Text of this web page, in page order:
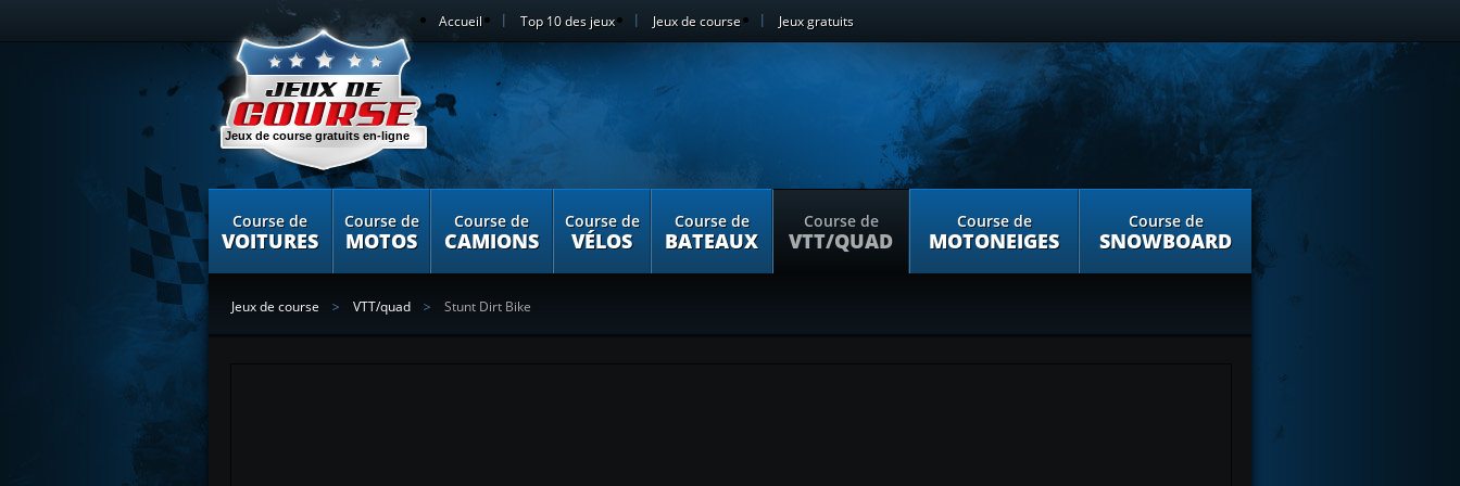
Accueil Top 10 des jeux Jeux de course Jeux gratuits
Jeux de course gratuits en-ligne
Course de
VOITURES
Course de
MOTOS
Course de
CAMIONS
Course de
VÉLOS
Course de
BATEAUX
Course de
VTT/QUAD
Course de
MOTONEIGES
Course de
SNOWBOARD
Jeux de course VTT/quad Stunt Dirt Bike